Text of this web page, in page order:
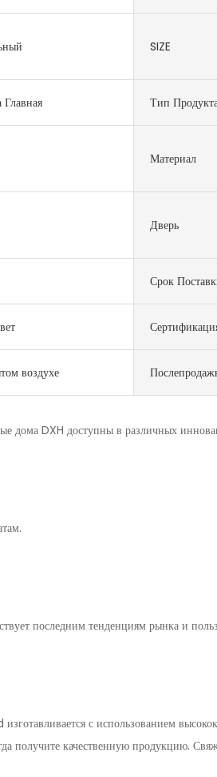
SIZE
Тип
Материал
Дверь
Срок
воздухе
дома DXH доступны в различных
последним тенденциям рынка и
с использованием
получите качественную продукцию.